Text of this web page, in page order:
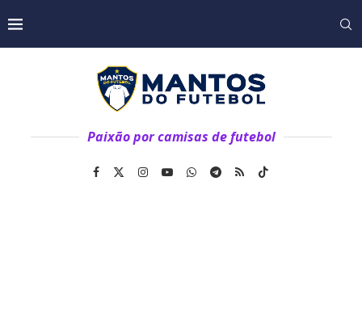
Paixão por camisas de futebol